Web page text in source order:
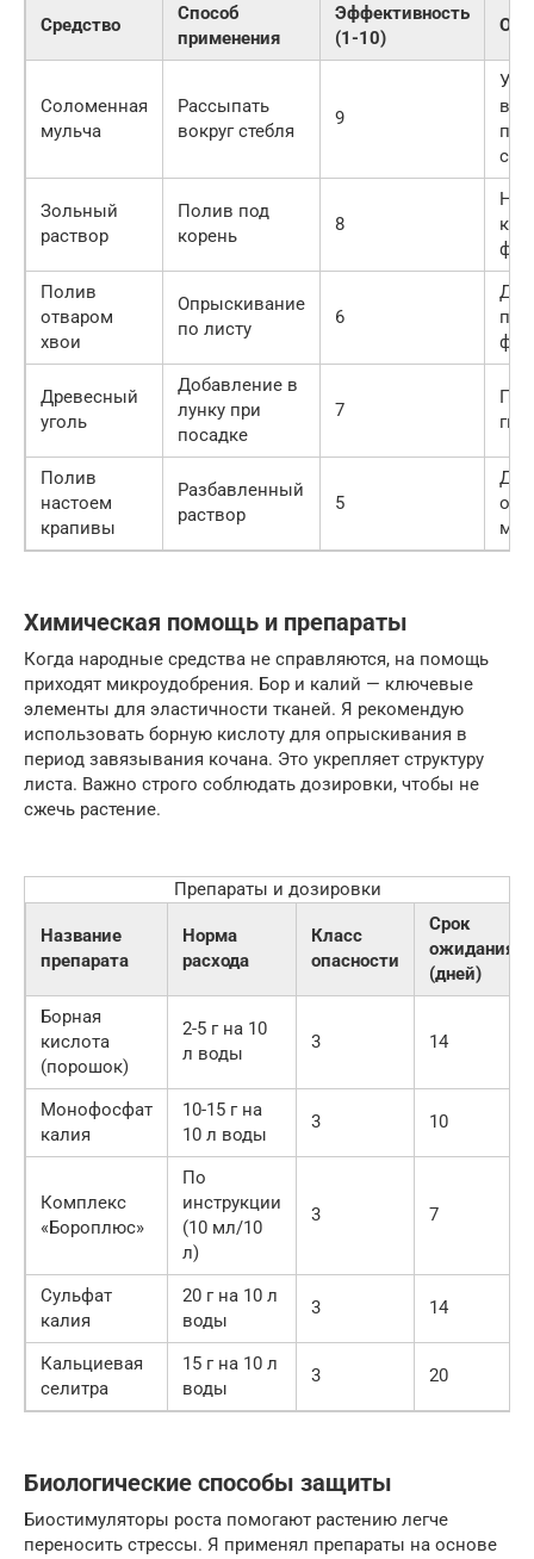
Средство
Способ
применения
Эффективность
(1-10)
Соломенная
мульча
Рассыпать
вокруг стебля
9
Зольный
раствор
Полив под
корень
8
Полив
отваром
хвои
Опрыскивание
по листу
6
Древесный
уголь
Добавление в
лунку при
посадке
7
Полив
настоем
крапивы
Разбавленный
раствор
5
Химическая помощь и препараты
Когда народные средства не справляются, на помощь
приходят микроудобрения. Бор и калий — ключевые
элементы для эластичности тканей. Я рекомендую
использовать борную кислоту для опрыскивания в
период завязывания кочана. Это укрепляет структуру
листа. Важно строго соблюдать дозировки, чтобы не
сжечь растение.
Препараты и дозировки
Название
препарата
Норма
расхода
Класс
опасности
Срок
ожидания
(дней)
Борная
кислота
(порошок)
2-5 г на 10
л воды
3 14
Монофосфат
калия
10-15 г на
10 л воды
3 10
Комплекс
«Бороплюс»
По
инструкции
(10 мл/10
л)
3 7
Сульфат
калия
20 г на 10 л
воды
3 14
Кальциевая
селитра
15 г на 10 л
воды
3 20
Биологические способы защиты
Биостимуляторы роста помогают растению легче
переносить стрессы. Я применял препараты на основе